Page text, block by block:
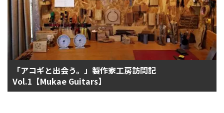
「アコギと出会う。」製作家工房訪問記
Vol.1【Mukae Guitars】